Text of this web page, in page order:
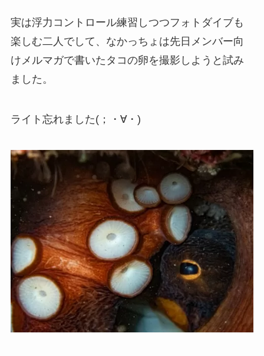
実は浮力コントロール練習しつつフォトダイブも
楽しむ二人でして、なかっちょは先日メンバー向
けメルマガで書いたタコの卵を撮影しようと試み
ました。
ライト忘れました(；・∀・)